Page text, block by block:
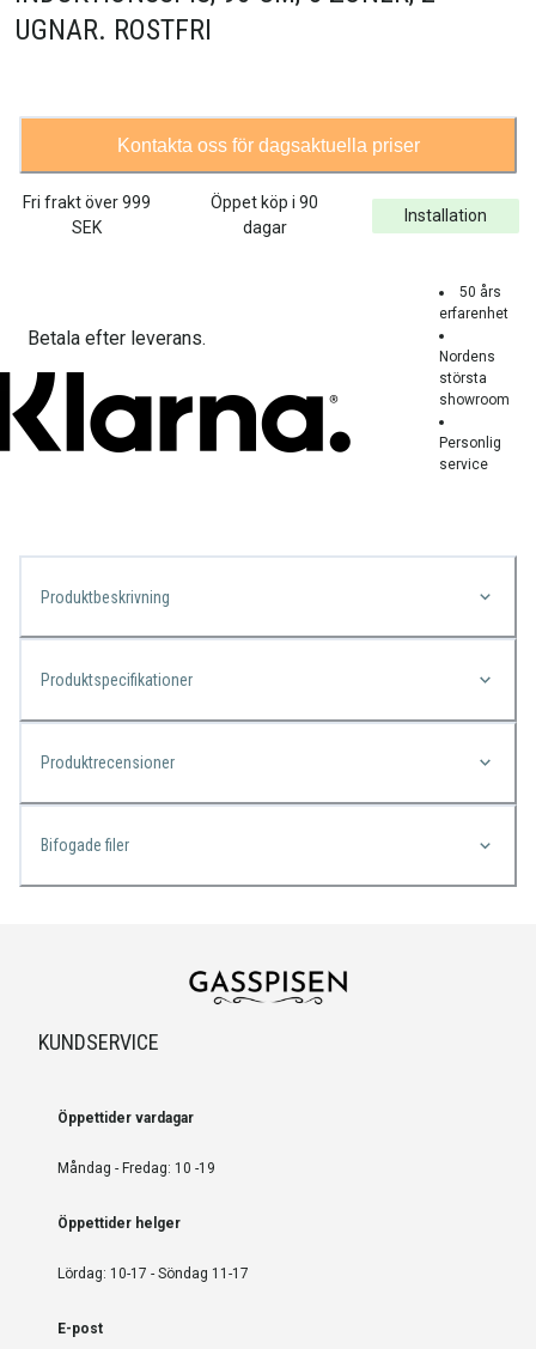
UGNAR. ROSTFRI
Kontakta oss för dagsaktuella priser
Fri frakt över999
SEK
Öppet köp i 90
dagar
Installation
Betala efter leverans.
50 års
erfarenhet
Nordens
största
showroom
Personlig
service
Produktbeskrivning
Produktspecifikationer
Produktrecensioner
Bifogade filer
KUNDSERVICE
Öppettider vardagar
Måndag - Fredag: 10 -19
Öppettider helger
Lördag: 10-17 - Söndag 11-17
E-post